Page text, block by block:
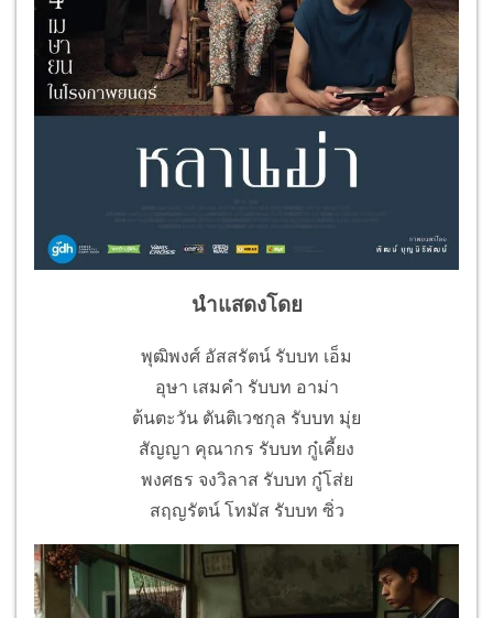
นำแสดงโดย
พุฒิพงศ์ อัสสรัตน์ รับบท เอ็ม
อุษา เสมคำ รับบท อาม่า
ต้นตะวัน ตันติเวชกุล รับบท มุ่ย
สัญญา คุณากร รับบท กู๋เคี้ยง
พงศธร จงวิลาส รับบท กู๋โส่ย
สฤญรัตน์ โทมัส รับบท ซิ่ว